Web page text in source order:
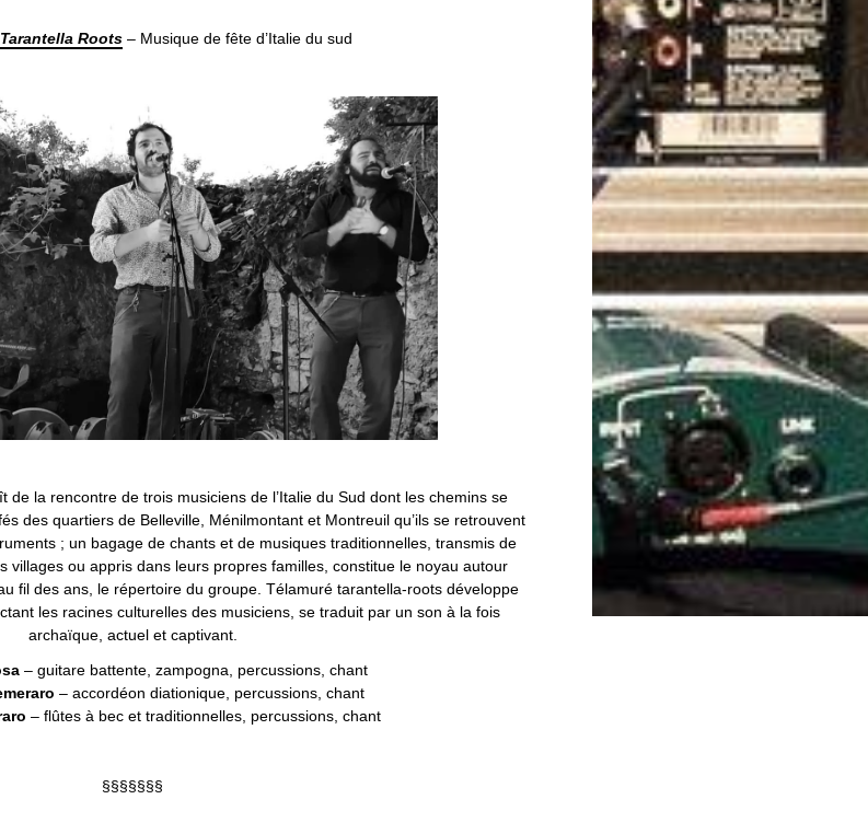
Tarantella Roots– Musique de fête d’Italie du sud
rencontre de trois musiciens de l’Italie du Sud dont les chemins se
des quartiers de Belleville, Ménilmontant et Montreuil qu’ils se retrouvent
; un bagage de chants et de musiques traditionnelles, transmis de
villages ou appris dans leurs propres familles, constitue le noyau autour
fil des ans, le répertoire du groupe. Télamuré tarantella-roots développe
les racines culturelles des musiciens, se traduit par un son à la fois
archaïque, actuel et captivant.
– guitare battente, zampogna, percussions, chant
– accordéon diationique, percussions, chant
– flûtes à bec et traditionnelles, percussions, chant
§§§§§§§